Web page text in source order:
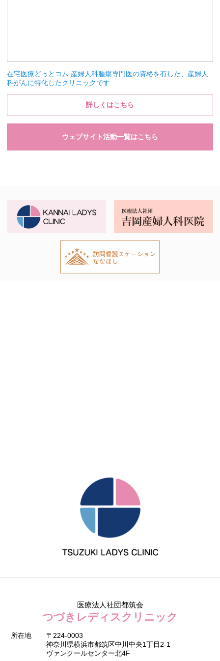
在宅医療どっとコム 産婦人科腫瘍専門医の資格を有した、産婦人
科がんに特化したクリニックです
詳しくはこちら
ウェブサイト活動一覧はこちら
医療法人社団都筑会
つづきレディスクリニック
所在地
〒224-0003
神奈川県横浜市都筑区中川中央1丁目2-1
ヴァンクールセンター北4F